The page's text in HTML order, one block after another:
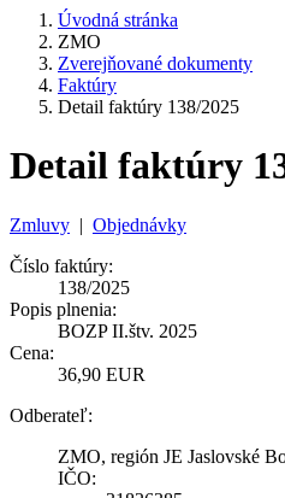
Úvodná stránka
ZMO
Zverejňované dokumenty
Faktúry
Detail faktúry 138/2025
Detail faktúry
Zmluvy | Objednávky
Číslo faktúry:
138/2025
Popis plnenia:
BOZP II.štv. 2025
Cena:
36,90 EUR
Odberateľ:
ZMO, región JE Jaslovské
IČO: